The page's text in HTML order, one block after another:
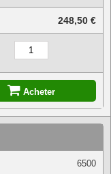
248,50 €
Acheter
6500